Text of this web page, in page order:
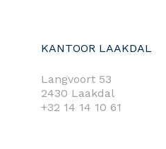
KANTOOR LAAKDAL
Langvoort 53
2430 Laakdal
+32 14 14 10 61